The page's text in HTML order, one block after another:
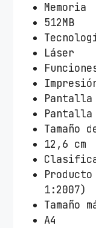
Memoria
512MB
Láser
Pantalla
Tamaño
12,6 cm
1:2007)
Tamaño
A4